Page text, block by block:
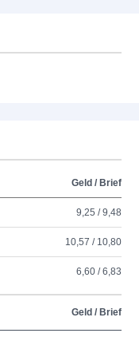
Geld / Brief
9,25 / 9,48
10,57 / 10,80
6,60 / 6,83
Geld / Brief